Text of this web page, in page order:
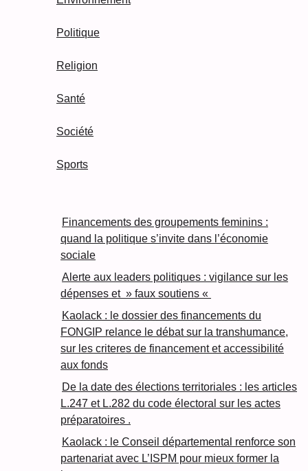
Politique
Religion
Santé
Société
Sports
Financements des groupements feminins :
quand la politique s’invite dans l’économie
sociale
Alerte aux leaders politiques : vigilance sur les
dépenses et » faux soutiens «
Kaolack : le dossier des financements du
FONGIP relance le débat sur la transhumance,
sur les criteres de financement et accessibilité
aux fonds
De la date des élections territoriales : les articles
L.247 et L.282 du code électoral sur les actes
préparatoires .
Kaolack : le Conseil départemental renforce son
partenariat avec L’ISPM pour mieux former la